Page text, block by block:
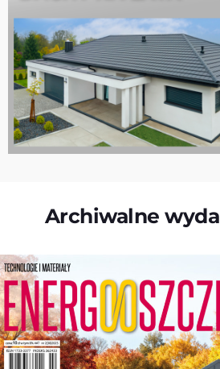
Archiwalne